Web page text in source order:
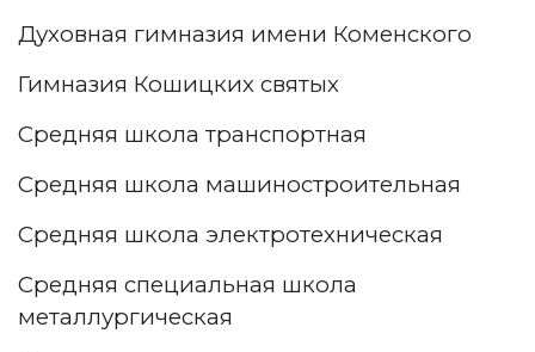
Духовная гимназия имени Коменского
Гимназия Кошицких святых
Средняя школа транспортная
Средняя школа машиностроительная
Средняя школа электротехническая
Средняя специальная школа
металлургическая